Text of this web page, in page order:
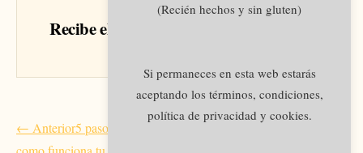
Recibe el siguiente artículo en tu email
Navegación
← Anterior5 pasos para ser más positivo [y de paso entender
(Recién hechos y sin gluten)
Si permaneces en esta web estarás
aceptando los términos, condiciones,
política de privacidad y cookies.